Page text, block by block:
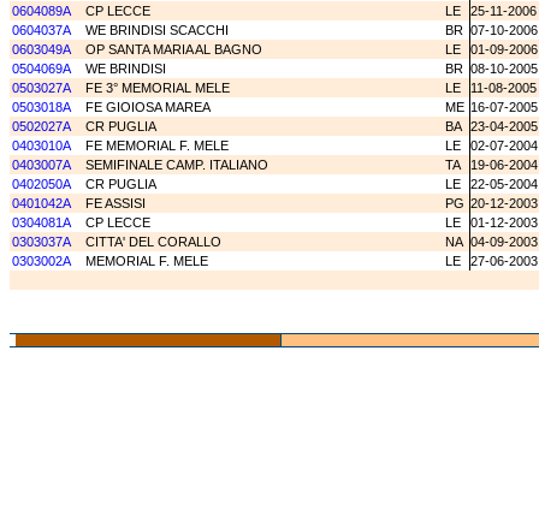
0604089A
CP LECCE LE
25-11-2006
0604037A
WE BRINDISI SCACCHI BR 07-10-2006
0603049A
OP SANTA MARIA AL BAGNO LE
01-09-2006
0504069A
WE BRINDISI BR 08-10-2005
0503027A
FE 3° MEMORIAL MELE LE
11-08-2005
0503018A
FE GIOIOSA MAREA ME 16-07-2005
0502027A
CR PUGLIA BA 23-04-2005
0403010A
FE MEMORIAL F. MELE LE
02-07-2004
0403007A
SEMIFINALE CAMP. ITALIANO TA
19-06-2004
0402050A
CR PUGLIA LE
22-05-2004
0401042A
FE ASSISI PG 20-12-2003
0304081A
CP LECCE LE
01-12-2003
0303037A
CITTA' DEL CORALLO NA 04-09-2003
0303002A
MEMORIAL F. MELE LE 27-06-2003